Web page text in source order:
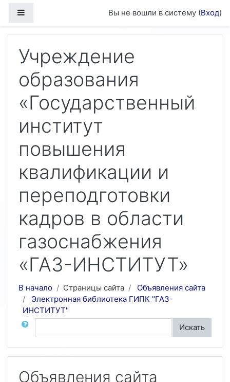
Вы не вошли в систему (Вход)
Учреждение
образования
«Государственный
институт
повышения
квалификации и
переподготовки
кадров в области
газоснабжения
«ГАЗ-ИНСТИТУТ»
В начало Страницы сайта
Объявления сайта
Электронная библиотека ГИПК "ГАЗ-
ИНСТИТУТ"
Поиск по форумам
Искать
Объявления сайта